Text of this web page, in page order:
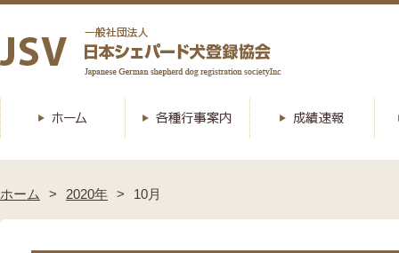
ホーム 2020年 10月